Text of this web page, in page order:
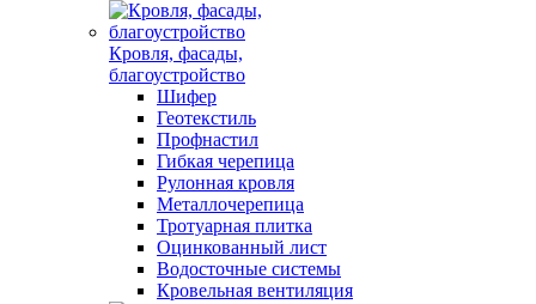
Кровля, фасады,
благоустройство
Шифер
Геотекстиль
Профнастил
Гибкая черепица
Рулонная кровля
Металлочерепица
Тротуарная плитка
Оцинкованный лист
Водосточные системы
Кровельная вентиляция